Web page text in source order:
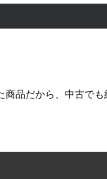
品だから、中古で